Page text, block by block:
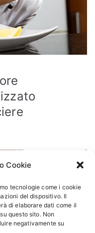
Cookie
tecnologie come i cookie
del dispositivo. Il
di elaborare dati come il
questo sito. Non
negativamente su